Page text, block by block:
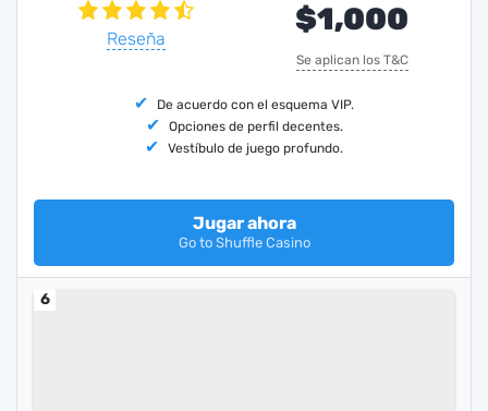
Reseña
$1,000
Se aplican los T&C
De acuerdo con el esquema VIP.
Opciones de perfil decentes.
Vestíbulo de juego profundo.
Jugar ahora
Go to Shuffle Casino
6